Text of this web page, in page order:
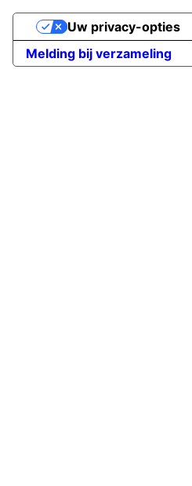
Melding bij verzameling
Uw privacy-opties